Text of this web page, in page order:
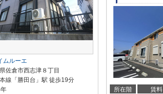
所在階 賃料
ムルーエ
佐倉市西志津８丁目
線「勝田台」駅 徒歩19分